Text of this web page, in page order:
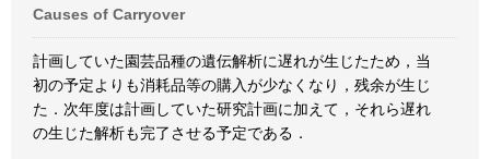
Causes of Carryover
計画していた園芸品種の遺伝解析に遅れが生じたため，当
初の予定よりも消耗品等の購入が少なくなり，残余が生じ
た．次年度は計画していた研究計画に加えて，それら遅れ
の生じた解析も完了させる予定である．